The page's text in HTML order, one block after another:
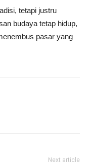
tetapi justru
budaya tetap hidup,
pasar yang
Next article